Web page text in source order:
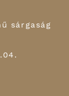
sárgaság